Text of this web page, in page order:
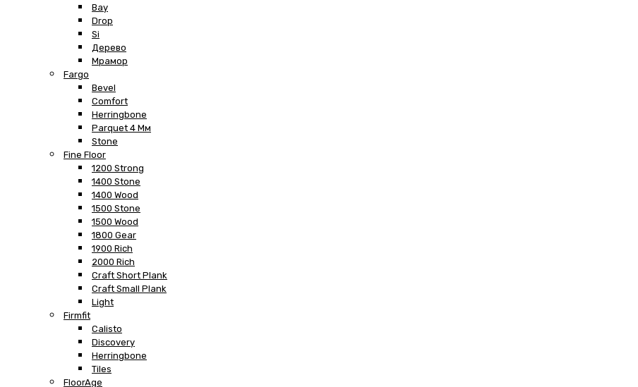
Bay
Drop
Si
Дерево
Мрамор
Fargo
Bevel
Comfort
Herringbone
Parquet 4 Мм
Stone
Fine Floor
1200 Strong
1400 Stone
1400 Wood
1500 Stone
1500 Wood
1800 Gear
1900 Rich
2000 Rich
Craft Short Plank
Craft Small Plank
Light
Firmfit
Calisto
Discovery
Herringbone
Tiles
FloorAge